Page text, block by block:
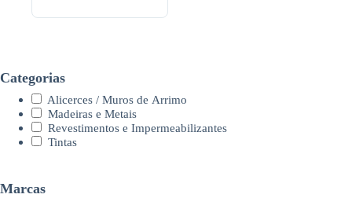
Categorias
Alicerces / Muros de Arrimo
Madeiras e Metais
Revestimentos e Impermeabilizantes
Tintas
Marcas